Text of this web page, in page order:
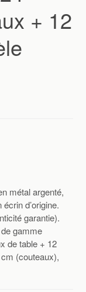
+ 12
métal argenté,
d’origine.
garantie).
gamme
de table + 12
(couteaux),